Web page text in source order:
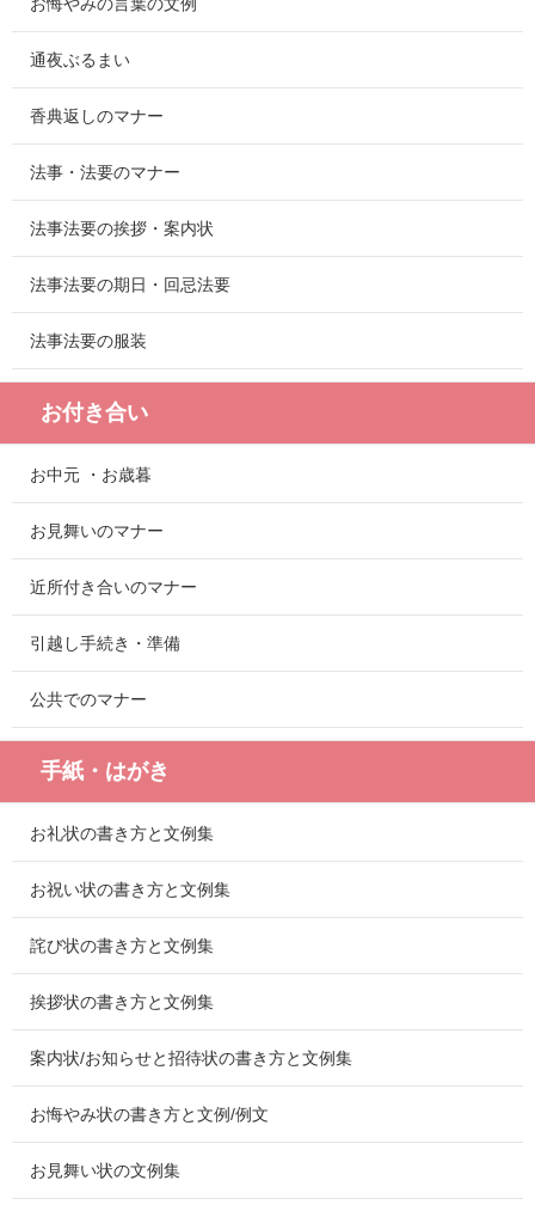
お悔やみの言葉の文例
通夜ぶるまい
香典返しのマナー
法事・法要のマナー
法事法要の挨拶・案内状
法事法要の期日・回忌法要
法事法要の服装
お付き合い
お中元 ・お歳暮
お見舞いのマナー
近所付き合いのマナー
引越し手続き・準備
公共でのマナー
手紙・はがき
お礼状の書き方と文例集
お祝い状の書き方と文例集
詫び状の書き方と文例集
挨拶状の書き方と文例集
案内状/お知らせと招待状の書き方と文例集
お悔やみ状の書き方と文例/例文
お見舞い状の文例集